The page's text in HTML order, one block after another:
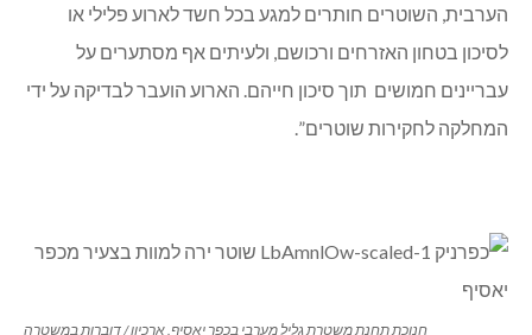
הערבית, השוטרים חותרים למגע בכל חשד לארוע פלילי או
לסיכון בטחון האזרחים ורכושם, ולעיתים אף מסתערים על
עבריינים חמושים תוך סיכון חייהם. הארוע הועבר לבדיקה על ידי
המחלקה לחקירות שוטרים”.
חנוכת תחנת משטרת גליל מערבי בכפר יאסיף. ארכיון / דוברות במשטרה